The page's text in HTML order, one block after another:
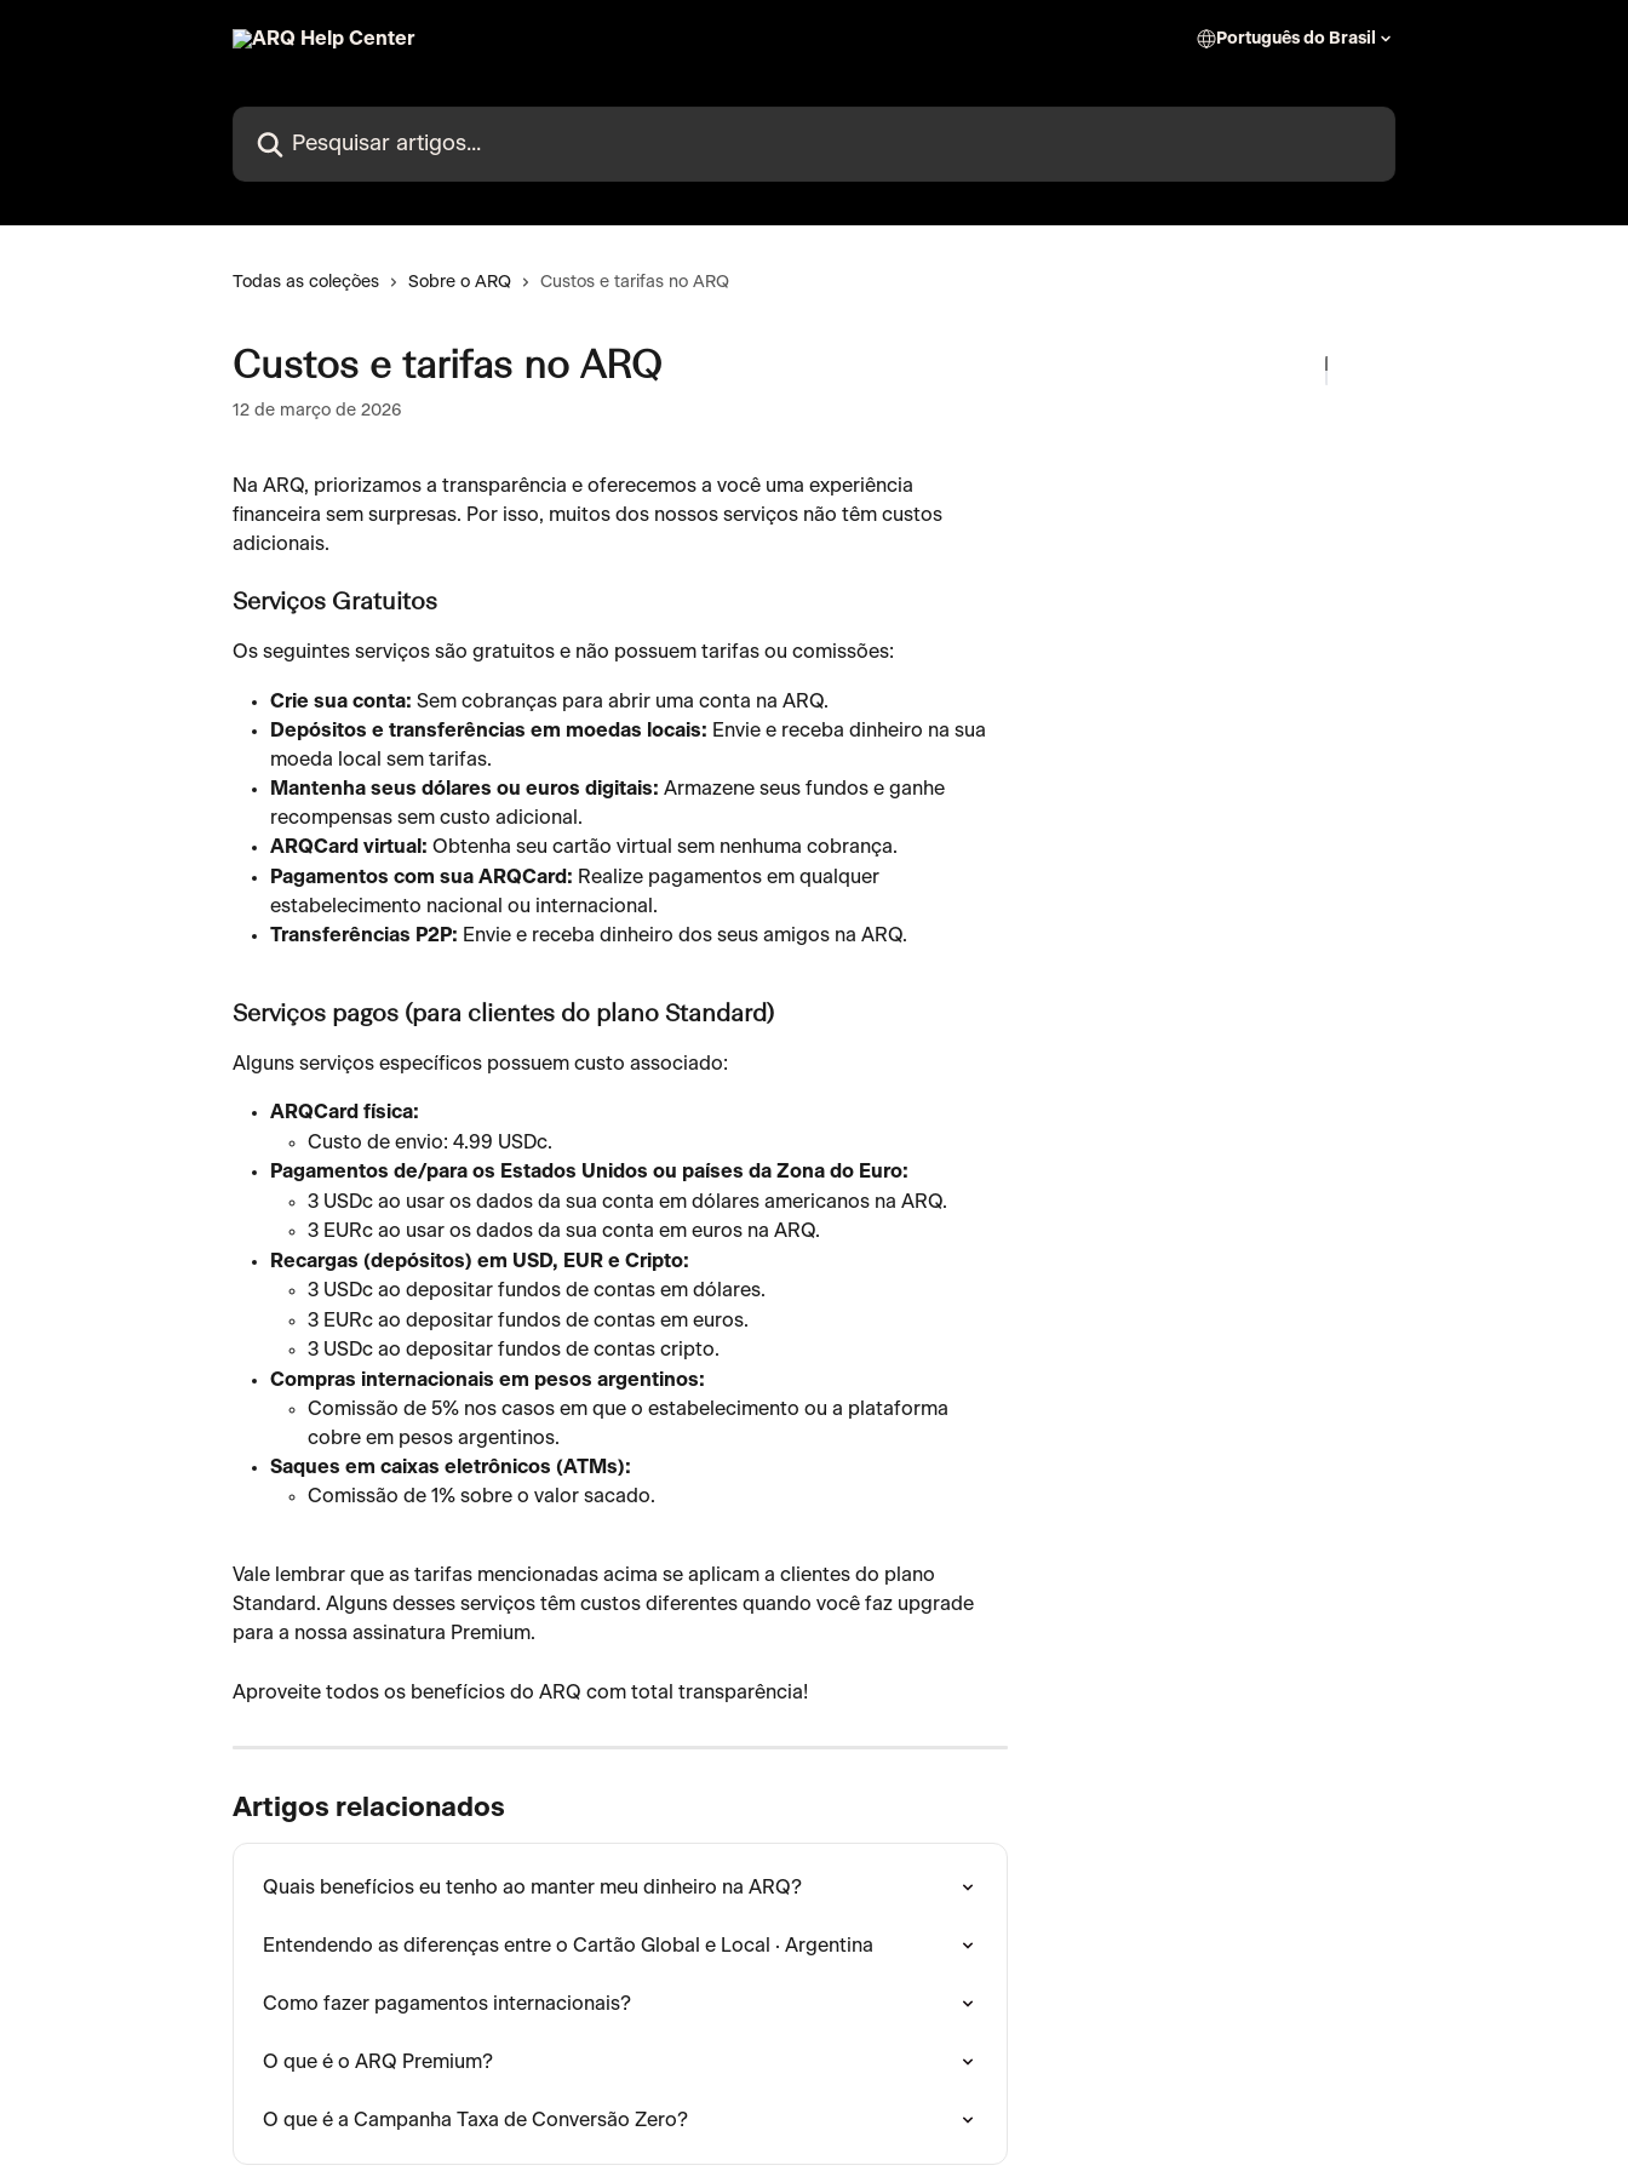
Português do Brasil
Pesquisar artigos...
Todas as coleções Sobre o ARQ Custos e tarifas no ARQ
Custos e tarifas no ARQ
12 de março de 2026
Na ARQ, priorizamos a transparência e oferecemos a você uma experiência
financeira sem surpresas. Por isso, muitos dos nossos serviços não têm custos
adicionais.
Serviços Gratuitos
Os seguintes serviços são gratuitos e não possuem tarifas ou comissões:
Crie sua conta: Sem cobranças para abrir uma conta na ARQ.
Depósitos e transferências em moedas locais: Envie e receba dinheiro na sua
moeda local sem tarifas.
Mantenha seus dólares ou euros digitais: Armazene seus fundos e ganhe
recompensas sem custo adicional.
ARQCard virtual: Obtenha seu cartão virtual sem nenhuma cobrança.
Pagamentos com sua ARQCard: Realize pagamentos em qualquer
estabelecimento nacional ou internacional.
Transferências P2P: Envie e receba dinheiro dos seus amigos na ARQ.
Serviços pagos (para clientes do plano Standard)
Alguns serviços específicos possuem custo associado:
ARQCard física:
Custo de envio: 4.99 USDc.
Pagamentos de/para os Estados Unidos ou países da Zona do Euro:
3 USDc ao usar os dados da sua conta em dólares americanos na ARQ.
3 EURc ao usar os dados da sua conta em euros na ARQ.
Recargas (depósitos) em USD, EUR e Cripto:
3 USDc ao depositar fundos de contas em dólares.
3 EURc ao depositar fundos de contas em euros.
3 USDc ao depositar fundos de contas cripto.
Compras internacionais em pesos argentinos:
Comissão de 5% nos casos em que o estabelecimento ou a plataforma
cobre em pesos argentinos.
Saques em caixas eletrônicos (ATMs):
Comissão de 1% sobre o valor sacado.
Vale lembrar que as tarifas mencionadas acima se aplicam a clientes do plano
Standard. Alguns desses serviços têm custos diferentes quando você faz upgrade
para a nossa assinatura Premium.
Aproveite todos os benefícios do ARQ com total transparência!
Artigos relacionados
Quais benefícios eu tenho ao manter meu dinheiro na ARQ?
Entendendo as diferenças entre o Cartão Global e Local · Argentina
Como fazer pagamentos internacionais?
O que é o ARQ Premium?
O que é a Campanha Taxa de Conversão Zero?